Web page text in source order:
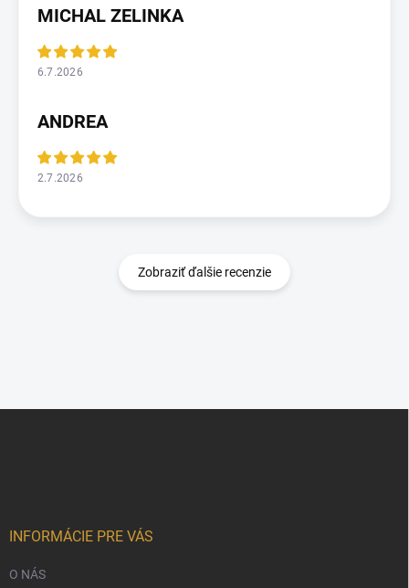
MICHAL ZELINKA
6.7.2026
ANDREA
2.7.2026
Zobraziť ďalšie recenzie
INFORMÁCIE PRE VÁS
O NÁS